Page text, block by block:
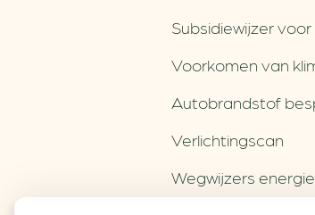
Subsidiewijzer
Voorkomen van
Autobrandstof
Verlichtingscan
Wegwijzers